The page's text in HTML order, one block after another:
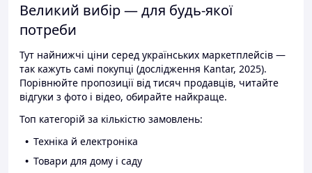
Великий вибір — для будь-якої
потреби
Тут найнижчі ціни серед українських маркетплейсів —
так кажуть самі покупці (дослідження Kantar, 2025).
Порівнюйте пропозиції від тисяч продавців, читайте
відгуки з фото і відео, обирайте найкраще.
Топ категорій за кількістю замовлень:
Техніка й електроніка
Товари для дому і саду